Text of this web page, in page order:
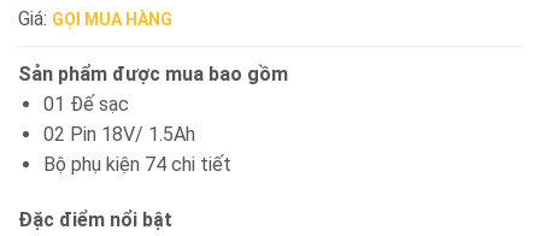
Giá: GỌI MUA HÀNG
Sản phẩm được mua bao gồm
01 Đế sạc
02 Pin 18V/ 1.5Ah
Bộ phụ kiện 74 chi tiết
Đặc điểm nổi bật